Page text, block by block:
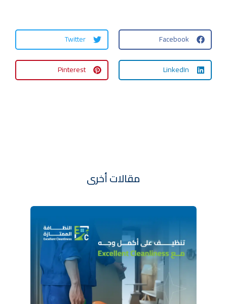
Facebook
Twitter
LinkedIn
Pinterest
مقالات أخرى